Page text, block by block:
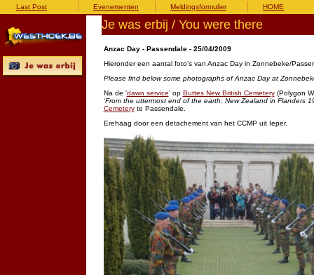
Last Post Evenementen Meldingsformulier HOME
Je was erbij / You were there
Anzac Day - Passendale - 25/04/2009
Hieronder een aantal foto's van Anzac Day in Zonnebeke/
Please find below some photographs of Anzac Day at
Na de 'dawn service’ op Buttes New British Cemetery(Polygon
‘From the uttermost end of the earth: New Zealand in Flanders
Cemeteryte Passendale.
Erehaag door een detachement van het CCMP uit Ieper.